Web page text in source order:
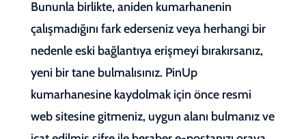
Bununla birlikte, aniden kumarhanenin
çalışmadığını fark ederseniz veya herhangi bir
nedenle eski bağlantıya erişmeyi bırakırsanız,
yeni bir tane bulmalısınız. PinUp
kumarhanesine kaydolmak için önce resmi
web sitesine gitmeniz, uygun alanı bulmanız ve